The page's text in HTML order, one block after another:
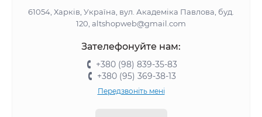
61054, Харків, Україна, вул. Академіка Павлова, буд.
120, altshopweb@gmail.com
Зателефонуйте нам:
+380 (98) 839-35-83
+380 (95) 369-38-13
Передзвоніть мені